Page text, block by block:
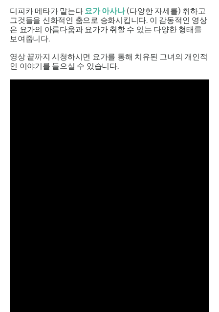
디피카 메타가 맡는다 요가아사나(다양한 자세를) 취하고
그것들을 신화적인 춤으로 승화시킵니다. 이 감동적인 영상
은 요가의 아름다움과 요가가 취할 수 있는 다양한 형태를
보여줍니다.
영상 끝까지 시청하시면 요가를 통해 치유된 그녀의 개인적
인 이야기를 들으실 수 있습니다.